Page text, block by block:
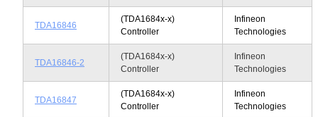
TDA16846
(TDA1684x-x)
Controller
Infineon
Technologies
TDA16846-2
(TDA1684x-x)
Controller
Infineon
Technologies
TDA16847
(TDA1684x-x)
Controller
Infineon
Technologies